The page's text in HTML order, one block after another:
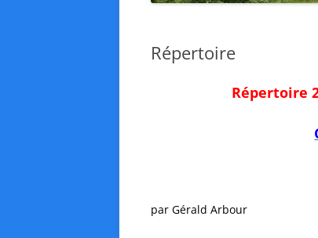
Répertoire
Répertoire
par Gérald Arbour